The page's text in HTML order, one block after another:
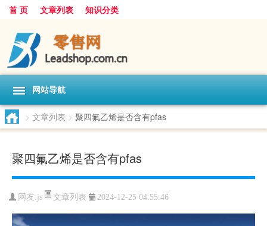
首 页 文章列表 知识分类
网站导航
> 文章列表 > 聚四氟乙烯是否含有pfas
聚四氟乙烯是否含有pfas
网友:js 文章列表 2024-12-25 04:55:46